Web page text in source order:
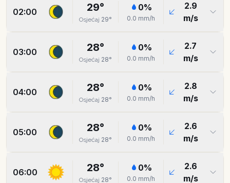
02:00 29°
Osjećaj 29°
0%
0.0 mm/h
2.9
m/s
03:00 28°
Osjećaj 28°
0%
0.0 mm/h
2.7
m/s
04:00 28°
Osjećaj 28°
0%
0.0 mm/h
2.8
m/s
05:00 28°
Osjećaj 28°
0%
0.0 mm/h
2.6
m/s
06:00 28°
Osjećaj 28°
0%
0.0 mm/h
2.6
m/s